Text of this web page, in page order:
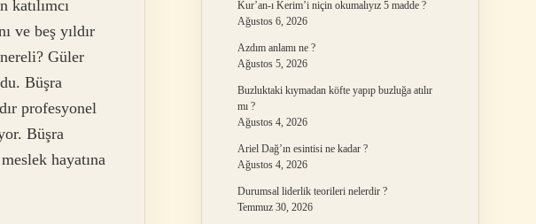
katılımcı
ve beş yıldır
Güler
Büşra
profesyonel
Büşra
hayatına
Kur’an-ı Kerim’i niçin okumalıyız 5 madde ?
Ağustos 6, 2026
Azdım anlamı ne ?
Ağustos 5, 2026
Buzluktaki kıymadan köfte yapıp buzluğa atılır
mı ?
Ağustos 4, 2026
Ariel Dağ’ın esintisi ne kadar ?
Ağustos 4, 2026
Durumsal liderlik teorileri nelerdir ?
Temmuz 30, 2026